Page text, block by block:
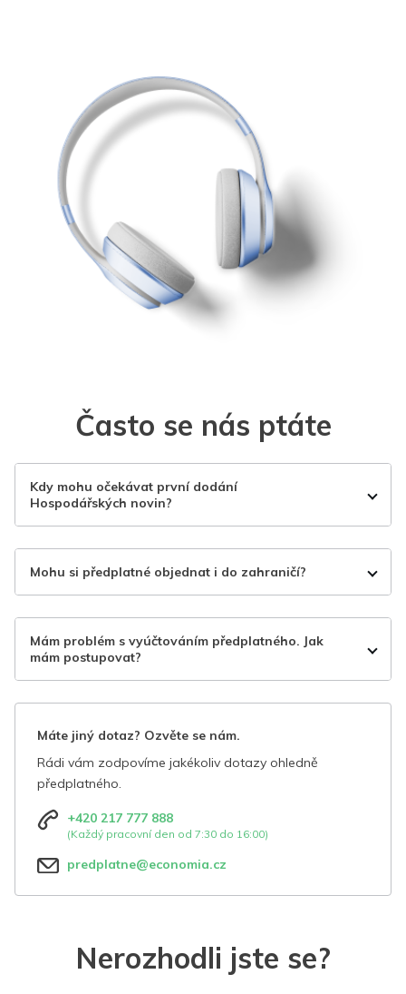
Často se nás ptáte
Kdy mohu očekávat první dodání
Hospodářských novin?
Mohu si předplatné objednat i do zahraničí?
Mám problém s vyúčtováním předplatného. Jak
mám postupovat?
Máte jiný dotaz? Ozvěte se nám.
Rádi vám zodpovíme jakékoliv dotazy ohledně
předplatného.
+420 217 777 888
(Každý pracovní den od 7:30 do 16:00)
predplatne@economia.cz
Nerozhodli jste se?